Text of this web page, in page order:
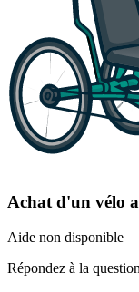
Achat d'un vélo
Aide non disponible
Répondez à la